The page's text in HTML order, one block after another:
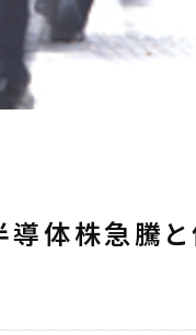
体株急騰